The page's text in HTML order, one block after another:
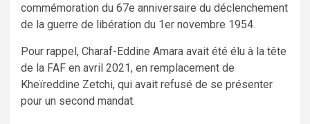
commémoration du 67e anniversaire du déclenchement
de la guerre de libération du 1er novembre 1954.
Pour rappel, Charaf-Eddine Amara avait été élu à la tête
de la FAF en avril 2021, en remplacement de
Kheïreddine Zetchi, qui avait refusé de se présenter
pour un second mandat.